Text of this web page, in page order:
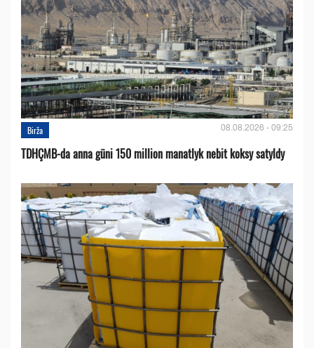
Birža 08.08.2026 - 09:25
TDHÇMB-da anna güni 150 million manatlyk nebit koksy satyldy